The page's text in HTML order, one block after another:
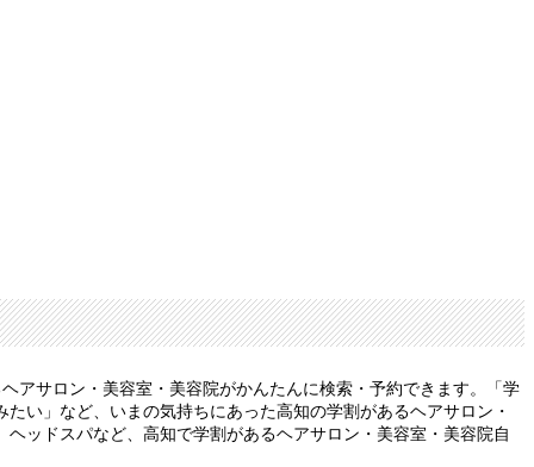
アサロン・美容室・美容院がかんたんに検索・予約できます。「学
い」など、いまの気持ちにあった高知の学割があるヘアサロン・
ッドスパなど、高知で学割があるヘアサロン・美容室・美容院自